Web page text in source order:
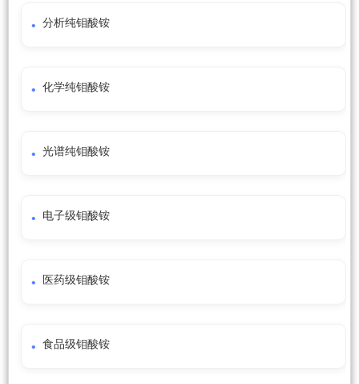
分析纯钼酸铵
化学纯钼酸铵
光谱纯钼酸铵
电子级钼酸铵
医药级钼酸铵
食品级钼酸铵